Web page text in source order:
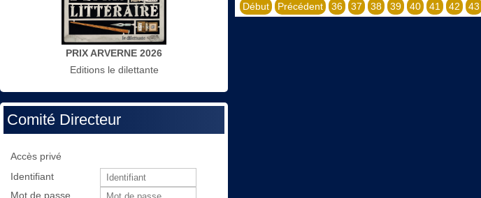
PRIX ARVERNE 2026
Editions le dilettante
Comité Directeur
Accès privé
Identifiant
Mot de passe
Début Précédent 36 37 38 39 40 41 42 43